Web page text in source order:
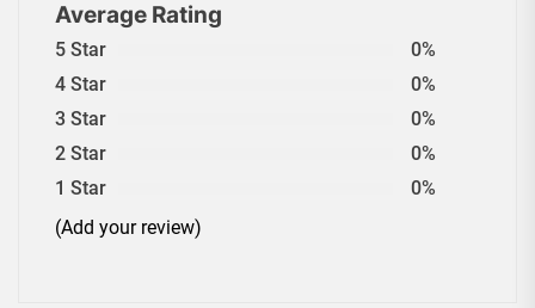
Average Rating
5 Star
0%
4 Star
0%
3 Star
0%
2 Star
0%
1 Star
0%
(Add your review)